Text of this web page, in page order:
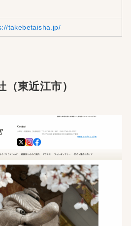
takebetaisha.jp/
（東近江市）